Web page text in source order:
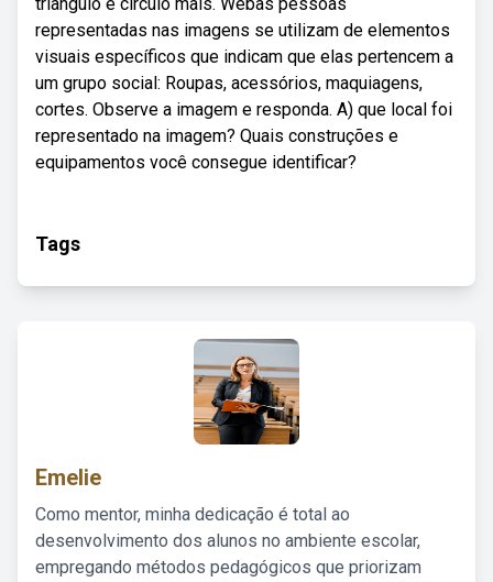
representadas nas imagens se utilizam de elementos
visuais específicos que indicam que elas pertencem a
um grupo social: Roupas, acessórios, maquiagens,
cortes. Observe a imagem e responda. A) que local foi
representado na imagem? Quais construções e
equipamentos você consegue identificar?
Tags
Emelie
Como mentor, minha dedicação é total ao
desenvolvimento dos alunos no ambiente escolar,
empregando métodos pedagógicos que priorizam